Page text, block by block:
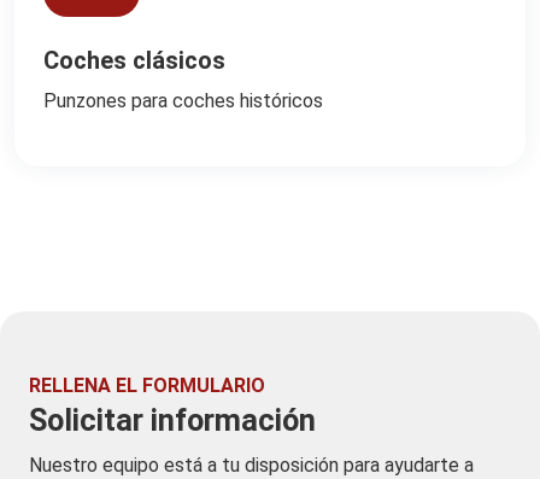
Coches clásicos
Punzones para coches históricos
RELLENA EL FORMULARIO
Solicitar información
Nuestro equipo está a tu disposición para ayudarte a